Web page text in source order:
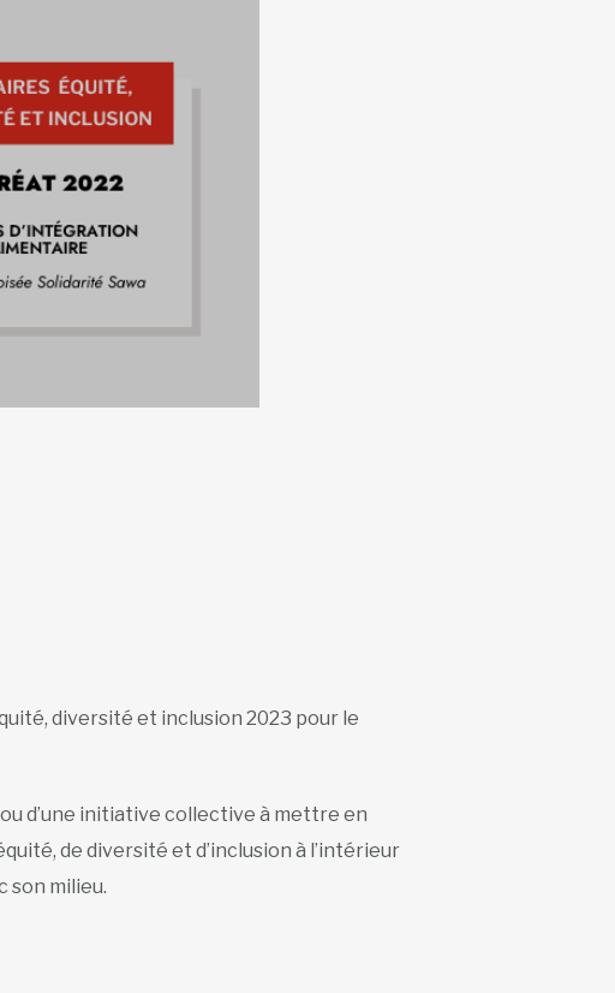
diversité et inclusion 2023 pour le
d’une initiative collective à mettre en
de diversité et d’inclusion à l’intérieur
son milieu.